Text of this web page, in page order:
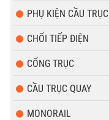
PHỤ KIỆN CẦU TRỤC
CHỔI TIẾP ĐIỆN
CỔNG TRỤC
CẦU TRỤC QUAY
MONORAIL